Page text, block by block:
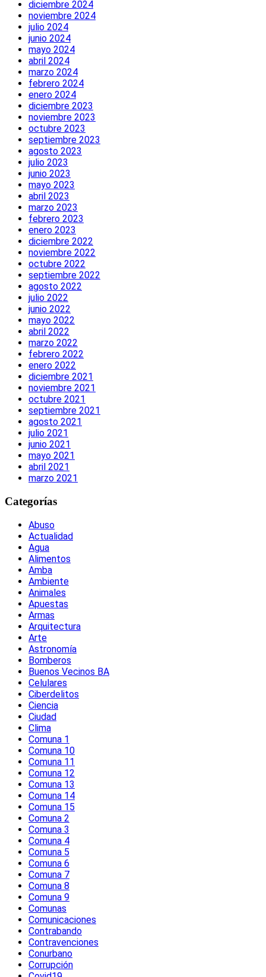
diciembre 2024
noviembre 2024
julio 2024
junio 2024
mayo 2024
abril 2024
marzo 2024
febrero 2024
enero 2024
diciembre 2023
noviembre 2023
octubre 2023
septiembre 2023
agosto 2023
julio 2023
junio 2023
mayo 2023
abril 2023
marzo 2023
febrero 2023
enero 2023
diciembre 2022
noviembre 2022
octubre 2022
septiembre 2022
agosto 2022
julio 2022
junio 2022
mayo 2022
abril 2022
marzo 2022
febrero 2022
enero 2022
diciembre 2021
noviembre 2021
octubre 2021
septiembre 2021
agosto 2021
julio 2021
junio 2021
mayo 2021
abril 2021
marzo 2021
Categorías
Abuso
Actualidad
Agua
Alimentos
Amba
Ambiente
Animales
Apuestas
Armas
Arquitectura
Arte
Astronomía
Bomberos
Buenos Vecinos BA
Celulares
Ciberdelitos
Ciencia
Ciudad
Clima
Comuna 1
Comuna 10
Comuna 11
Comuna 12
Comuna 13
Comuna 14
Comuna 15
Comuna 2
Comuna 3
Comuna 4
Comuna 5
Comuna 6
Comuna 7
Comuna 8
Comuna 9
Comunas
Comunicaciones
Contrabando
Contravenciones
Conurbano
Corrupción